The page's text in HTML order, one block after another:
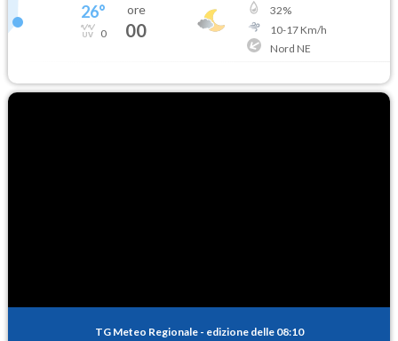
26°
0
ore
00
32%
10-17Km/h
Nord NE
TG Meteo Regionale - edizione delle 08:10